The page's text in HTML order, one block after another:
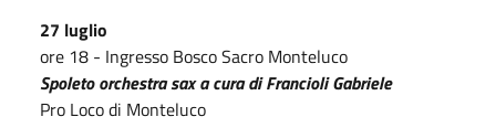
27 luglio
ore 18 - Ingresso Bosco Sacro Monteluco
Spoleto orchestra sax a cura di Francioli Gabriele
Pro Loco di Monteluco